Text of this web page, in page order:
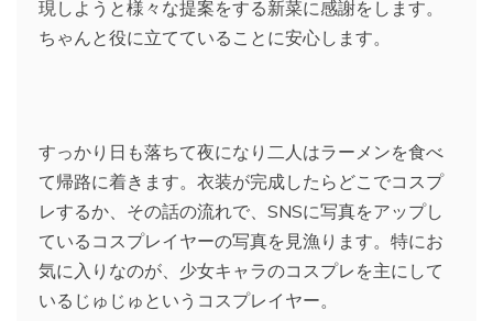
現しようと様々な提案をする新菜に感謝をします。
ちゃんと役に立てていることに安心します。
すっかり日も落ちて夜になり二人はラーメンを食べ
て帰路に着きます。衣装が完成したらどこでコスプ
レするか、その話の流れで、SNSに写真をアップし
ているコスプレイヤーの写真を見漁ります。特にお
気に入りなのが、少女キャラのコスプレを主にして
いるじゅじゅというコスプレイヤー。